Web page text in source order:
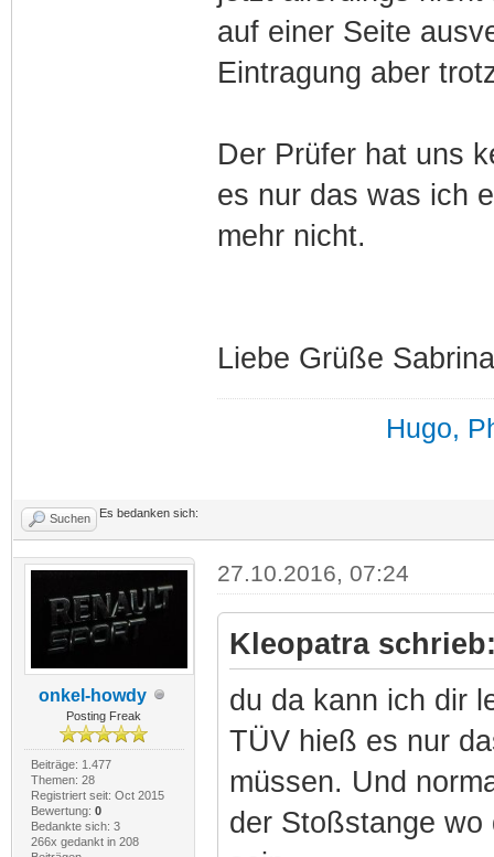
auf einer Seite
Eintragung aber
Der Prüfer hat uns
es nur das was ich
mehr nicht.
Liebe Grüße Sabrina
Hugo,
Suchen Es bedanken sich:
onkel-howdy
Posting Freak
Beiträge: 1.477
Themen: 28
Registriert seit: Oct 2015
Bewertung: 0
Bedankte sich: 3
266x gedankt in 208
27.10.2016, 07:24
Kleopatra
du da kann ich dir
TÜV hieß es nur
müssen. Und
der Stoßstange